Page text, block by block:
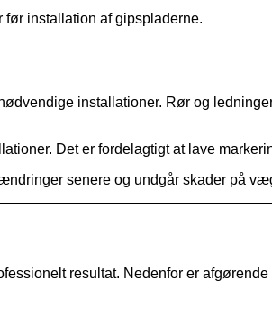
før installation af gipspladerne.
installationer. Rør og
Det er fordelagtigt at lave
senere og undgår skader på
resultat. Nedenfor er